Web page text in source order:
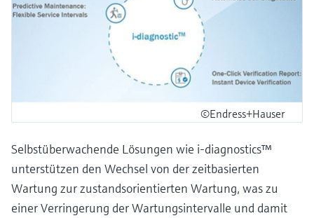
©Endress+Hauser
Selbstüberwachende Lösungen wie i-diagnostics™
unterstützen den Wechsel von der zeitbasierten
Wartung zur zustandsorientierten Wartung, was zu
einer Verringerung der Wartungsintervalle und damit